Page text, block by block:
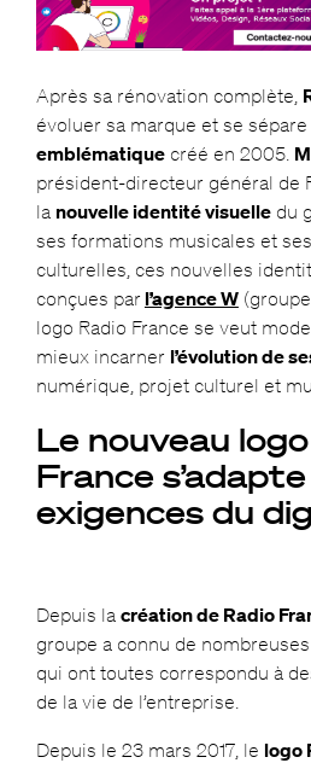
Après sa rénovation complète,
évoluer sa marque et se
emblématiquecréé en 2005.
président-directeur général de
la nouvelle identité visuelledu
ses formations musicales et
culturelles, ces nouvelles
conçues par l’agence W(groupe
logo Radio France se veut
mieux incarner l’évolution de
numérique, projet culturel et
Le nouveau
France
exigences du
Depuis la création de Radio
groupe a connu de
qui ont toutes correspondu à
de la vie de l’entreprise.
Depuis le 23 mars 2017, le logo